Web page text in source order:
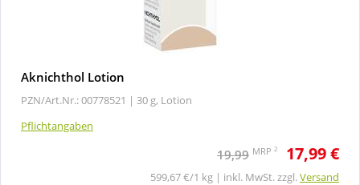
Aknichthol Lotion
PZN/Art.Nr.: 00778521 | 30 g, Lotion
Pflichtangaben
19,99 MRP 2 17,99 €
599,67 €/1 kg | inkl. MwSt. zzgl.Versand